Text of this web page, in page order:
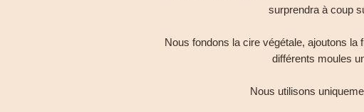
surprendra à coup
Nous fondons la cire végétale, ajoutons
différents moules
Nous utilisons